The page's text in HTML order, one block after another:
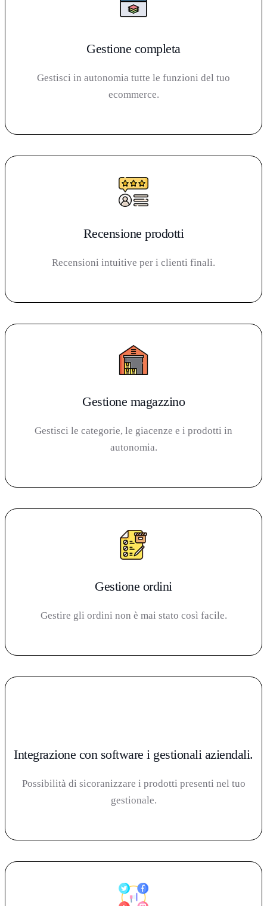
Gestione completa
Gestisci in autonomia tutte le funzioni del tuo
ecommerce.
Recensione prodotti
Recensioni intuitive per i clienti finali.
Gestione magazzino
Gestisci le categorie, le giacenze e i prodotti in
autonomia.
Gestione ordini
Gestire gli ordini non è mai stato così facile.
Integrazione con software i gestionali aziendali.
Possibilità di sicoranizzare i prodotti presenti nel tuo
gestionale.